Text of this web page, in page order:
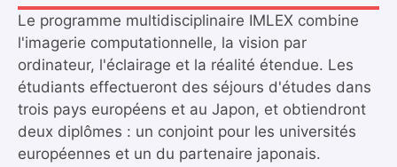
Le programme multidisciplinaire IMLEX combine
l'imagerie computationnelle, la vision par
ordinateur, l'éclairage et la réalité étendue. Les
étudiants effectueront des séjours d'études dans
trois pays européens et au Japon, et obtiendront
deux diplômes : un conjoint pour les universités
européennes et un du partenaire japonais.